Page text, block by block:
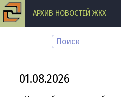
АРХИВ НОВОСТЕЙ ЖКХ
01.08.2026